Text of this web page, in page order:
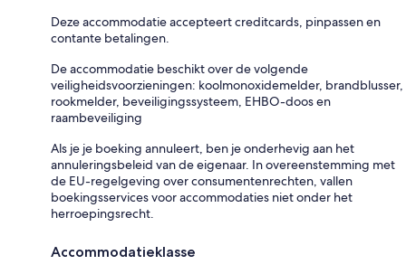
Deze accommodatie accepteert creditcards, pinpassen en
contante betalingen.
De accommodatie beschikt over de volgende
veiligheidsvoorzieningen: koolmonoxidemelder, brandblusser,
rookmelder, beveiligingssysteem, EHBO-doos en
raambeveiliging
Als je je boeking annuleert, ben je onderhevig aan het
annuleringsbeleid van de eigenaar. In overeenstemming met
de EU-regelgeving over consumentenrechten, vallen
boekingsservices voor accommodaties niet onder het
herroepingsrecht.
Accommodatieklasse